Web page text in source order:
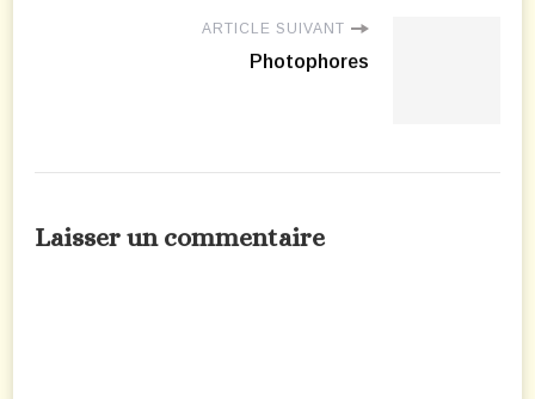
ARTICLE SUIVANT
Photophores
Laisser un commentaire